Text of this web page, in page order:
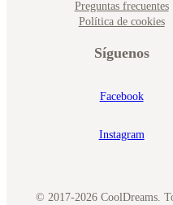
Preguntas frecuentes
Política de cookies
Síguenos
Facebook
Instagram
© 2017-2026 CoolDreams.